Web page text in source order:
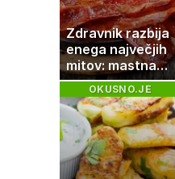
Zdravnik razbija
enega največjih
mitov: mastna
jetra ne
nastanejo zaradi
slanine, temveč
zaradi živila, ki
ga imamo vsi
radi
OKUSNO.JE